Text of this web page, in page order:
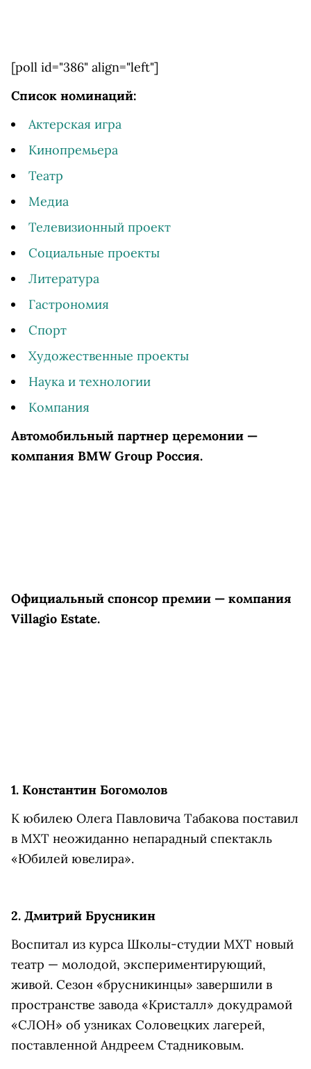
[poll id="386" align="left"]
Список номинаций:
Актерская игра
Кинопремьера
Театр
Медиа
Телевизионный проект
Социальные проекты
Литература
Гастрономия
Спорт
Художественные проекты
Наука и технологии
Компания
Автомобильный партнер церемонии —
компания BMW Group Россия.
Официальный спонсор премии — компания
Villagio Estate.
1. Константин Богомолов
К юбилею Олега Павловича Табакова поставил
в МХТ неожиданно непарадный спектакль
«Юбилей ювелира».
2. Дмитрий Брусникин
Воспитал из курса Школы-студии МХТ новый
театр — молодой, экспериментирующий,
живой. Сезон «брусникинцы» завершили в
пространстве завода «Кристалл» докудрамой
«СЛОН» об узниках Соловецких лагерей,
поставленной Андреем Стадниковым.